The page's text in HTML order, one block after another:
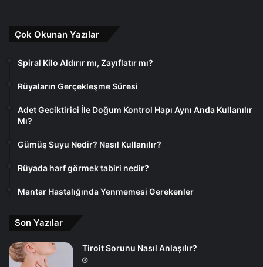
Çok Okunan Yazılar
Spiral Kilo Aldırır mı, Zayıflatır mı?
Rüyaların Gerçekleşme Süresi
Adet Geciktirici İle Doğum Kontrol Hapı Aynı Anda Kullanılır
Mı?
Gümüş Suyu Nedir? Nasıl Kullanılır?
Rüyada harf görmek tabiri nedir?
Mantar Hastalığında Yenmemesi Gerekenler
Son Yazılar
Tiroit Sorunu Nasıl Anlaşılır?